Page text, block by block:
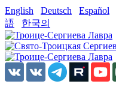
English Deutsch Español
語
한국의